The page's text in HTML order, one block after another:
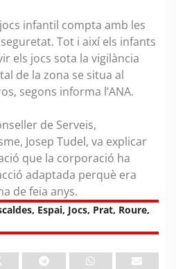
infantil compta amb les
Tot i així els infants
els jocs sota la vigilància
de la zona se situa al
segons informa l’ANA.
de Serveis,
Josep Tudel, va explicar
que la corporació ha
adaptada perquè era
de feia anys.
, Espai, Jocs, Prat, Roure,